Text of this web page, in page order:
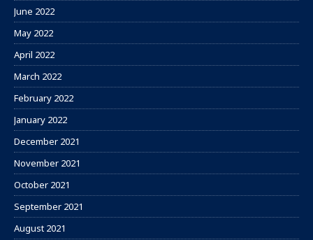
June 2022
May 2022
April 2022
March 2022
February 2022
January 2022
December 2021
November 2021
October 2021
September 2021
August 2021